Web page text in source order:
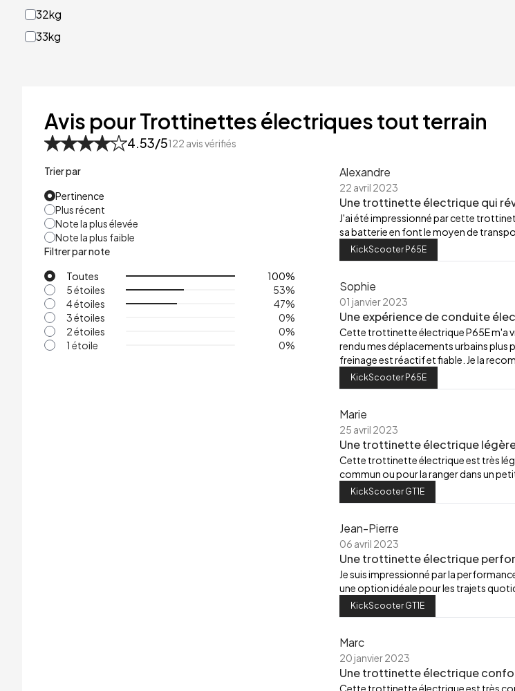
32kg
33kg
53kg
Avis pour Trottinettes électriques tout terrain
4.53/5122 avis vérifiés
Trier par
Pertinence
Plus récent
Note la plus élevée
Note la plus faible
Filtrer par note
Toutes
100%
5 étoiles
53%
4 étoiles
47%
3 étoiles
0%
2 étoiles
0%
1 étoile
0%
Alexandre
22 avril 2023
Une trottinette électrique qui
J'ai été impressionné par cette
sa batterie en font le moyen de
KickScooter P65E
Sophie
01 janvier 2023
Une expérience de conduite
Cette trottinette électrique P65E m'a
rendu mes déplacements urbains plus
freinage est réactif et fiable. Je la
KickScooter P65E
Marie
25 avril 2023
Une trottinette électrique
Cette trottinette électrique est très
commun ou pour la ranger dans un
KickScooter GT1E
Jean-Pierre
06 avril 2023
Une trottinette électrique
Je suis impressionné par la
une option idéale pour les trajets
KickScooter GT1E
Marc
20 janvier 2023
Une trottinette électrique
Cette trottinette électrique est très